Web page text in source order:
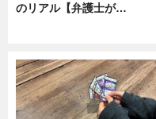
のリアル【弁護士が…